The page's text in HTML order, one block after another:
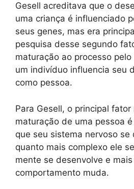
Gesell acreditava que o
uma criança é influenciado
seus genes, mas era
pesquisa desse segundo
maturação ao processo
um indivíduo influencia seu
como pessoa.
Para Gesell, o principal
maturação de uma pessoa
que seu sistema nervoso se
quanto mais complexo ele
mente se desenvolve e mais
comportamento muda.